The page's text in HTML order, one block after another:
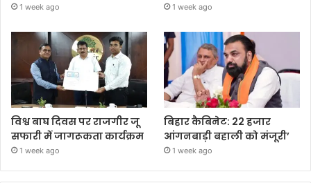
1 week ago 1 week ago
विश्व बाघ दिवस पर राजगीर जू
सफारी में जागरूकता कार्यक्रम
1 week ago
बिहार कैबिनेट: 22 हजार
आंगनबाड़ी बहाली को मंजूरी’
1 week ago